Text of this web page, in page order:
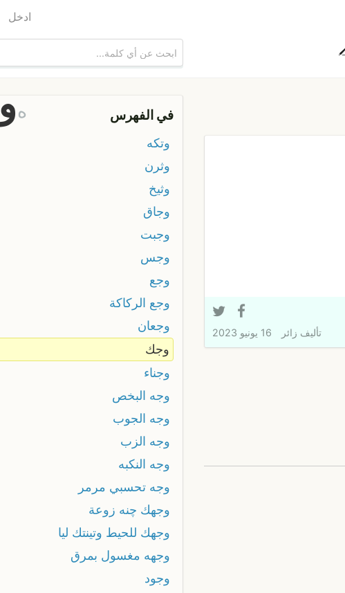
ادخل
تأليف زائر 16 يونيو 2023
في الفهرس هو
وتكه
وثرن
وثيخ
وجاق
وجبت
وجس
وجع
وجع الركاكة
وجعان
وجك
وجناء
وجه البخص
وجه الجوب
وجه الزب
وجه النكبه
وجه تحسبي مرمر
وجهك چنه زوعة
وجهك للحيط وتينتك ليا
وجهه مغسول بمرق
وجود